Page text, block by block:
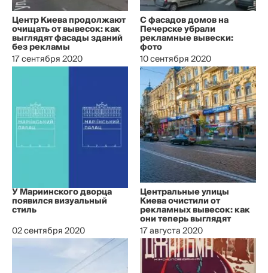
Центр Киева продолжают
очищать от вывесок: как
выглядят фасады зданий
без рекламы
17 сентября 2020
С фасадов домов на
Печерске убрали
рекламные вывески:
фото
10 сентября 2020
У Мариинского дворца
появился визуальный
стиль
02 сентября 2020
Центральные улицы
Киева очистили от
рекламных вывесок: как
они теперь выглядят
17 августа 2020